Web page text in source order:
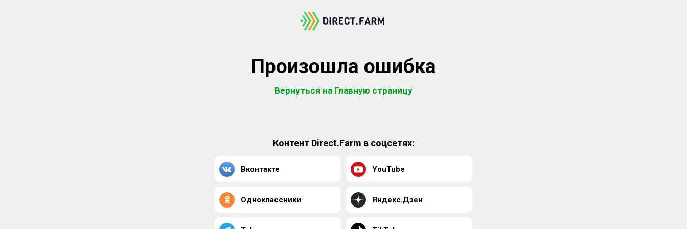
Произошла ошибка
Вернуться на Главную страницу
Контент Direct.Farm в соцсетях:
Вконтакте YouTube
Одноклассники Яндекс.Дзен